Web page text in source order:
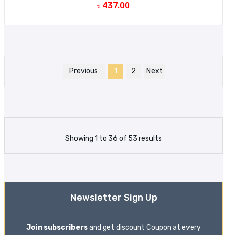
৳ 437.00
Previous 1 2 Next
Showing 1 to 36 of 53 results
Newsletter Sign Up
Join subscribersand get discount Coupon at every